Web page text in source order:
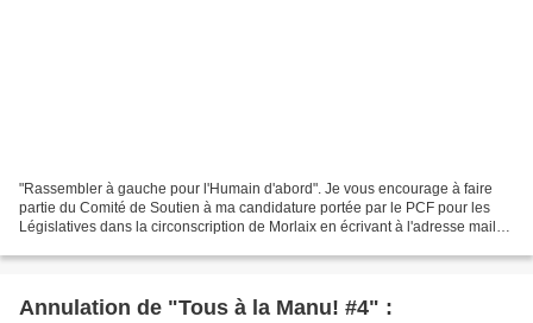
"Rassembler à gauche pour l'Humain d'abord". Je vous encourage à faire
partie du Comité de Soutien à ma candidature portée par le PCF pour les
Législatives dans la circonscription de Morlaix en écrivant à l'adresse mail
Annulation de "Tous à la Manu! #4" :